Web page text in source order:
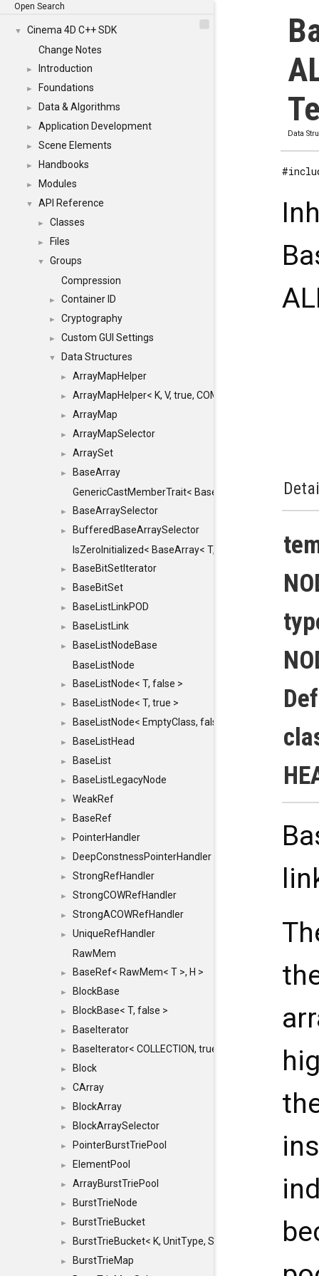
Open Search
▼
Cinema 4D C++ SDK
Change Notes
► Introduction
► Foundations
► Data & Algorithms
► Application Development
► Scene Elements
► Handbooks
► Modules
▼ API Reference
► Classes
► Files
▼
Groups
Compression
► Container ID
► Cryptography
► Custom GUI Settings
▼ Data Structures
► ArrayMapHelper
► ArrayMapHelper< K, V, true, COMPARE, ARRAY >
► ArrayMap
► ArrayMapSelector
► ArraySet
►
BaseArray
GenericCastMemberTrait< BaseArray< TO >,
► BaseArraySelector
►
BufferedBaseArraySelector
IsZeroInitialized< BaseArray< T, MINCHUNKSIZE,
► BaseBitSetIterator
► BaseBitSet
► BaseListLinkPOD
► BaseListLink
►
BaseListNodeBase
BaseListNode
► BaseListNode< T, false >
► BaseListNode< T, true >
► BaseListNode< EmptyClass, false >
► BaseListHead
► BaseList
► BaseListLegacyNode
► WeakRef
► BaseRef
► PointerHandler
► DeepConstnessPointerHandler
► StrongRefHandler
► StrongCOWRefHandler
► StrongACOWRefHandler
►
UniqueRefHandler
RawMem
► BaseRef< RawMem< T >, H >
► BlockBase
► BlockBase< T, false >
► BaseIterator
► BaseIterator< COLLECTION, true >
► Block
► CArray
► BlockArray
► BlockArraySelector
► PointerBurstTriePool
► ElementPool
► ArrayBurstTriePool
► BurstTrieNode
► BurstTrieBucket
► BurstTrieBucket< K, UnitType, SIZE >
►
BurstTrieMap
Data